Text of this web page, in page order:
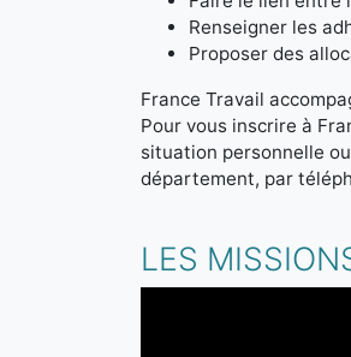
Renseigner les
Proposer des
France Travail
Pour vous inscrire à
situation personnelle
département, par
LES